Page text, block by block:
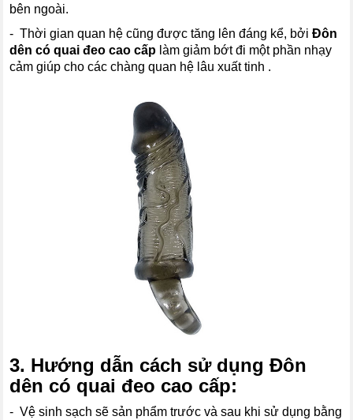
bên ngoài.
- Thời gian quan hệ cũng được tăng lên đáng kể, bởiĐôn
dên có quai đeocao cấp làm giảm bớt đi một phần nhạy
cảm giúp cho các chàng quan hệ lâu xuất tinh .
3. Hướng dẫn cách sử dụngĐôn
dên có quai đeo cao cấp:
- Vệ sinh sạch sẽ sản phẩm trước và sau khi sử dụng bằng